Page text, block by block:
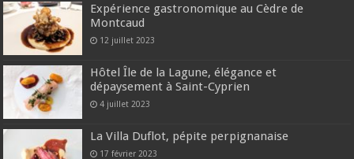
Expérience gastronomique au Cèdre de
Montcaud
12 juillet 2023
Hôtel Île de la Lagune, élégance et
dépaysement à Saint-Cyprien
4 juillet 2023
La Villa Duflot, pépite perpignanaise
17 février 2023